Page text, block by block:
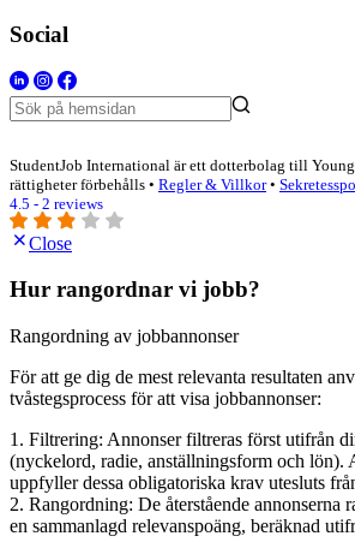
Social
StudentJob International är ett dotterbolag till
rättigheter förbehålls • Regler & Villkor•
4.5 - 2 reviews
Close
Hur rangordnar vi jobb?
Rangordning av jobbannonser
För att ge dig de mest relevanta resultaten
tvåstegsprocess för att visa jobbannonser:
1. Filtrering: Annonser filtreras först utifrån
(nyckelord, radie, anställningsform och lön).
uppfyller dessa obligatoriska krav utesluts
2. Rangordning: De återstående annonserna
en sammanlagd relevanspoäng, beräknad